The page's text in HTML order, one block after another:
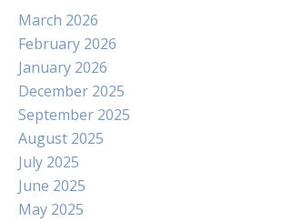
March 2026
February 2026
January 2026
December 2025
September 2025
August 2025
July 2025
June 2025
May 2025